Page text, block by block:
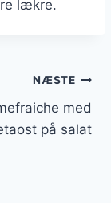
lækre.
NÆSTE
med
på salat